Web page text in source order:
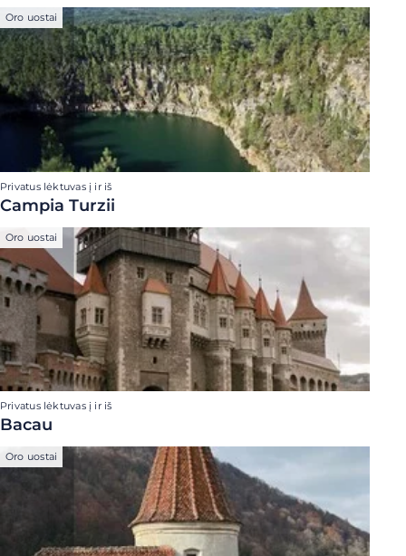
Oro uostai
Privatus lėktuvas į ir iš
Campia Turzii
Oro uostai
Privatus lėktuvas į ir iš
Bacau
Oro uostai